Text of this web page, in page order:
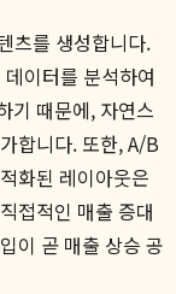
츠를 생성합니다.
이터를 분석하여
기 때문에, 자연스
합니다. 또한, A/B
화된 레이아웃은
접적인 매출 증대
이 곧 매출 상승 공